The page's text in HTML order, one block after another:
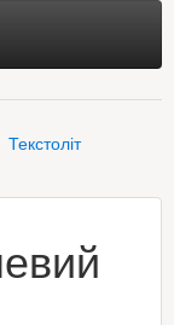
Текстоліт